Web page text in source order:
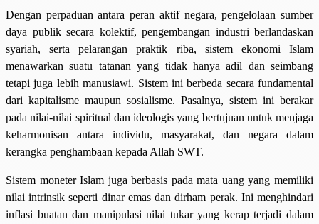
Dengan perpaduan antara peran aktif negara, pengelolaan sumber
daya publik secara kolektif, pengembangan industri berlandaskan
syariah, serta pelarangan praktik riba, sistem ekonomi Islam
menawarkan suatu tatanan yang tidak hanya adil dan seimbang
tetapi juga lebih manusiawi. Sistem ini berbeda secara fundamental
dari kapitalisme maupun sosialisme. Pasalnya, sistem ini berakar
pada nilai-nilai spiritual dan ideologis yang bertujuan untuk menjaga
keharmonisan antara individu, masyarakat, dan negara dalam
kerangka penghambaan kepada Allah SWT.
Sistem moneter Islam juga berbasis pada mata uang yang memiliki
nilai intrinsik seperti dinar emas dan dirham perak. Ini menghindari
inflasi buatan dan manipulasi nilai tukar yang kerap terjadi dalam